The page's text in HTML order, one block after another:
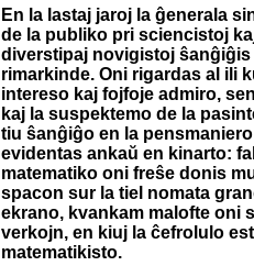
En la lastaj jaroj la ĝenerala
de la publiko pri sciencistoj
diverstipaj novigistoj ŝanĝiĝis
rimarkinde. Oni rigardas al ili
intereso kaj fojfoje admiro,
kaj la suspektemo de la
tiu ŝanĝiĝo en la pensmaniero
evidentas ankaŭ en kinarto:
matematiko oni freŝe donis
spacon sur la tiel nomata
ekrano, kvankam malofte oni
verkojn, en kiuj la ĉefrolulo
matematikisto.